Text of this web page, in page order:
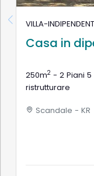
VILLA-
Casa in
250m2 - 2 Piani
ristrutturare
Scandale - KR